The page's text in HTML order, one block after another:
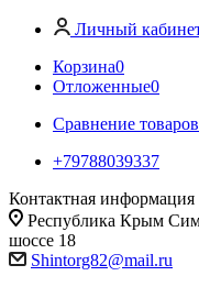
Личный
Корзина0
Отложенные0
Сравнение товаров
+79788039337
Контактная информация
Республика Крым
шоссе 18
Shintorg82@mail.ru